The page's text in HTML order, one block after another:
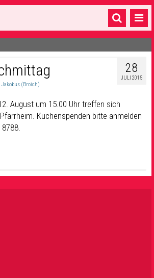
28
JULI 2015
(Broich)
August um 15.00 Uhr treffen sich
Kuchenspenden bitte anmelden